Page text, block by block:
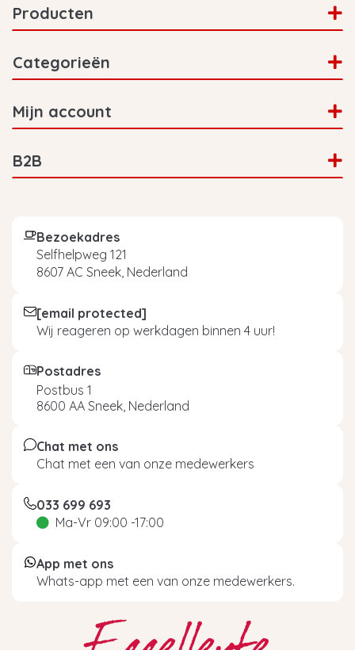
Producten
Categorieën
Mijn account
B2B
Bezoekadres
Selfhelpweg 121
8607 AC Sneek, Nederland
[email protected]
Wij reageren op werkdagen binnen 4 uur!
Postadres
Postbus 1
8600 AA Sneek, Nederland
Chat met ons
Chat met een van onze medewerkers
033 699 693
Ma-Vr 09:00 -17:00
App met ons
Whats-app met een van onze medewerkers.